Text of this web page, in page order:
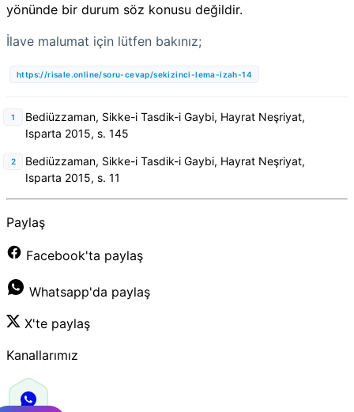
yönünde bir durum söz konusu değildir.
İlave malumat için lütfen bakınız;
https://risale.online/soru-cevap/sekizinci-lema-izah-14
Bediüzzaman, Sikke-i Tasdik-i Gaybi, Hayrat Neşriyat,
Isparta 2015, s. 145
Bediüzzaman, Sikke-i Tasdik-i Gaybi, Hayrat Neşriyat,
Isparta 2015, s. 11
Paylaş
Facebook'ta paylaş
Whatsapp'da paylaş
X'te paylaş
Kanallarımız